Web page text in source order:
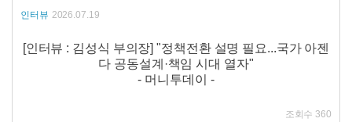
인터뷰 2026.07.19
[인터뷰 : 김성식 부의장] "정책전환 설명 필요...국가 아젠
다 공동설계·책임 시대 열자"
- 머니투데이 -
조회수 360